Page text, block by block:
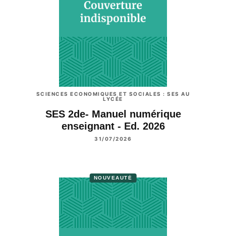
SCIENCES ECONOMIQUES ET SOCIALES : SES AU
LYCÉE
SES 2de- Manuel numérique
enseignant - Ed. 2026
31/07/2026
NOUVEAUTÉ